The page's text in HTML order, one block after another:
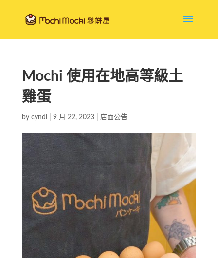
Mochi 使用在地高等級土
雞蛋
by cyndi| 9 月 22, 2023| 店面公告